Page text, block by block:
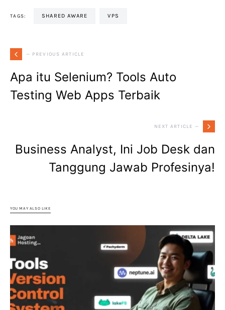
TAGS: SHARED AWARE VPS
— PREVIOUS ARTICLE
Apa itu Selenium? Tools Auto
Testing Web Apps Terbaik
NEXT ARTICLE —
Business Analyst, Ini Job Desk dan
Tanggung Jawab Profesinya!
YOU MAY ALSO LIKE